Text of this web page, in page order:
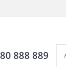
888 889